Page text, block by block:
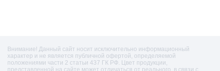
Внимание! Данный сайт носит исключительно информационный
характер и не является публичной офертой, определяемой
положениями части 2 статьи 437 ГК РФ. Цвет продукции,
представленной на сайте может отличаться от реального, в связи с